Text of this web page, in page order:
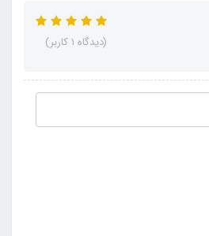
(دیدگاه 1 کاربر)